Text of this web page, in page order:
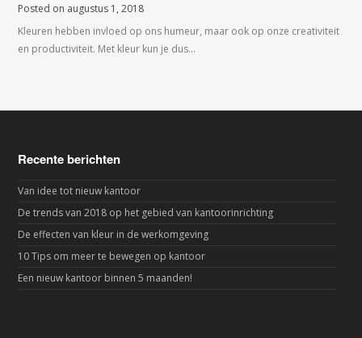
Posted on augustus 1, 2018
Kleuren hebben invloed op ons humeur, maar ook op onze creativiteit
en productiviteit. Met kleur kun je dus…
Recente berichten
Van idee tot nieuw kantoor
De trends van 2018 op het gebied van kantoorinrichting
De effecten van kleur in de werkomgeving
10 Tips om meer te bewegen op kantoor
Een nieuw kantoor binnen 5 maanden!